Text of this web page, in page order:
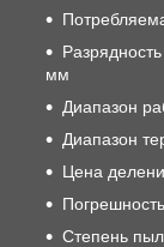
мм
Диапазон
Диапазон
Цена
Степень